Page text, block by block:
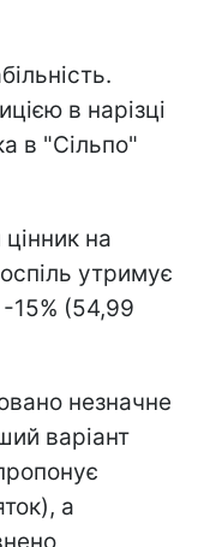
в нарізці
в "Сільпо"
на
утримує
-15% (54,99
незначне
варіант
а